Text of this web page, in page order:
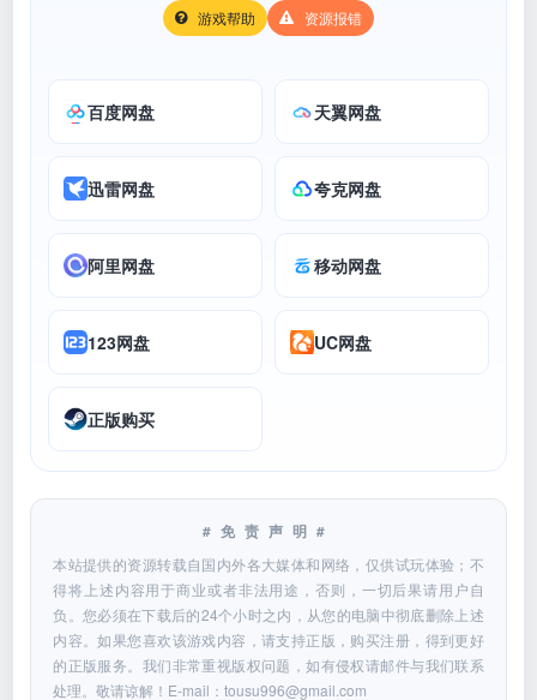
游戏帮助 资源报错
百度网盘 天翼网盘
迅雷网盘 夸克网盘
阿里网盘 移动网盘
123网盘 UC网盘
正版购买
#免责声明#
本站提供的资源转载自国内外各大媒体和网络，仅供试玩体验；不
得将上述内容用于商业或者非法用途，否则，一切后果请用户自
负。您必须在下载后的24个小时之内，从您的电脑中彻底删除上述
内容。如果您喜欢该游戏内容，请支持正版，购买注册，得到更好
的正版服务。我们非常重视版权问题，如有侵权请邮件与我们联系
处理。敬请谅解！E-mail：tousu996@gmail.com